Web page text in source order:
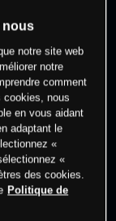
à
nous
notre site web
notre
comment
cookies, nous
en vous aidant
adaptant le
«
«
des cookies.
Politique de